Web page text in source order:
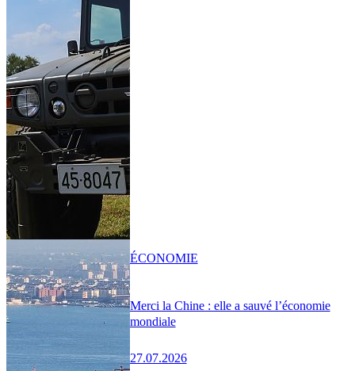
Merci la Chine : elle a sauvé l’économie
mondiale
27.07.2026
ÉCONOMIE